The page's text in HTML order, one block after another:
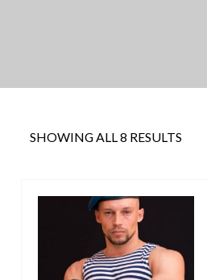
SHOWING ALL 8 RESULTS